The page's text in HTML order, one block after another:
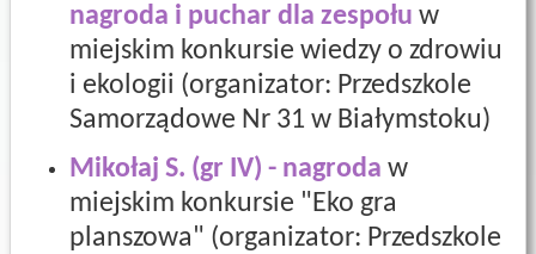
nagroda i puchar dla zespołu w
miejskim konkursie wiedzy o zdrowiu
i ekologii (organizator: Przedszkole
Samorządowe Nr 31 w Białymstoku)
Mikołaj S. (gr IV) - nagroda w
miejskim konkursie "Eko gra
planszowa" (organizator: Przedszkole